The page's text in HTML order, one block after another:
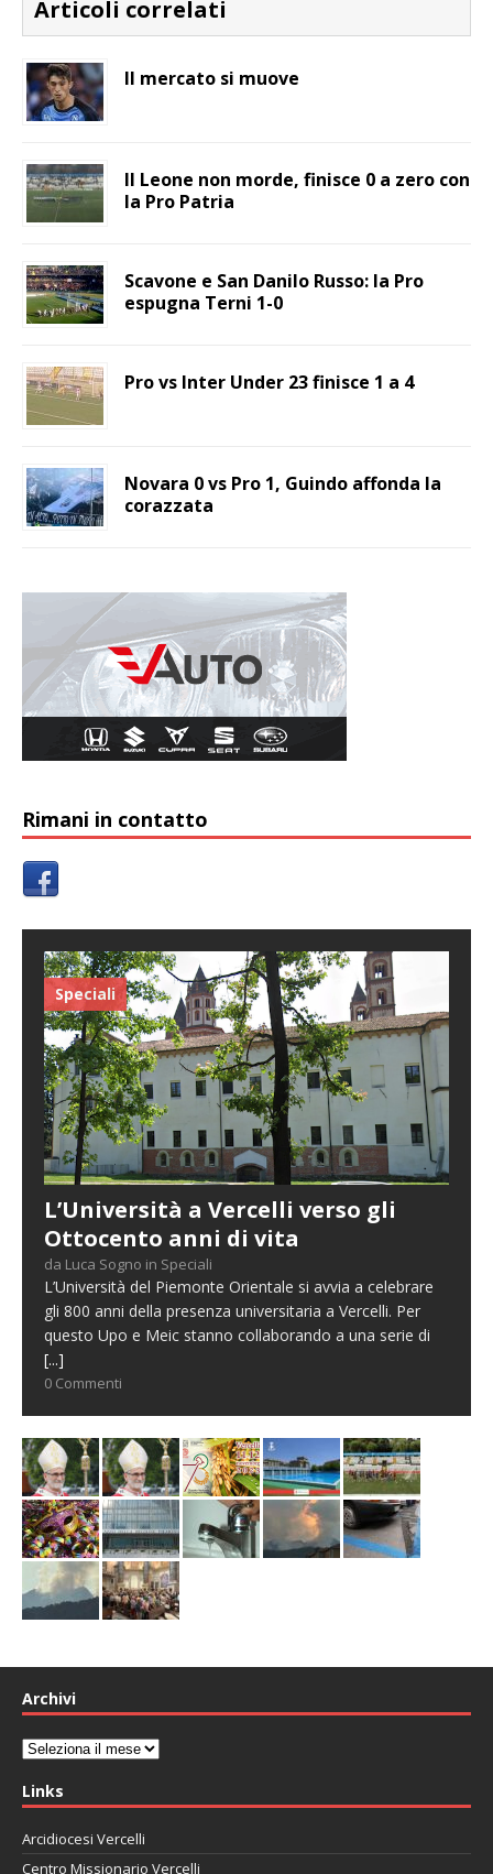
Articoli correlati
Il mercato si muove
Il Leone non morde, finisce 0 a zero con
la Pro Patria
Scavone e San Danilo Russo: la Pro
espugna Terni 1-0
Pro vs Inter Under 23 finisce 1 a 4
Novara 0 vs Pro 1, Guindo affonda la
corazzata
Rimani in contatto
Speciali
L’Università a Vercelli verso gli
Ottocento anni di vita
da Luca Sogno in Speciali
L’Università del Piemonte Orientale si avvia a celebrare
gli 800 anni della presenza universitaria a Vercelli. Per
questo Upo e Meic stanno collaborando a una serie di
[...]
0 Commenti
Archivi
Archivi
Links
Arcidiocesi Vercelli
Centro Missionario Vercelli